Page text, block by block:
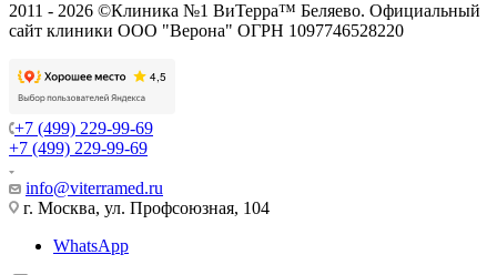
2011 - 2026 ©Клиника №1 ВиТерра™ Беляево. Официальный
сайт клиники ООО "Верона" ОГРН 1097746528220
+7 (499) 229-99-69
+7 (499) 229-99-69
info@viterramed.ru
г. Москва, ул. Профсоюзная, 104
WhatsApp